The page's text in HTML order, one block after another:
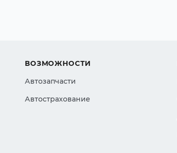
ВОЗМОЖНОСТИ
Автозапчасти
Автострахование